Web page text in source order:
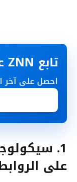
تابع ZNN على تيليغرام
احصل على آخر
1.
على